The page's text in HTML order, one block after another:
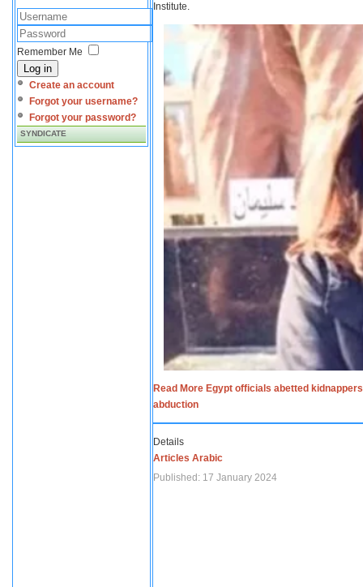
Remember Me
Log in
Create an account
Forgot your username?
Forgot your password?
SYNDICATE
Institute.
Read More Egypt officials abetted
abduction
Details
Articles Arabic
Published: 17 January 2024